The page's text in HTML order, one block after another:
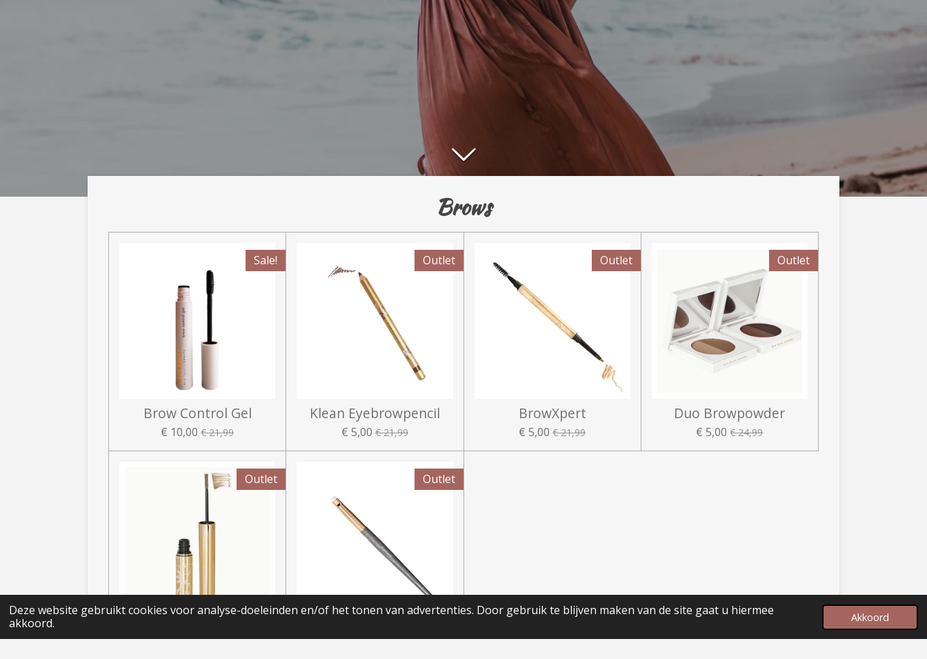
Deze website gebruikt cookies voor analyse-doeleinden en/of het tonen van advertenties. Door gebruik te blijven maken van de site gaat u hiermee
akkoord.
Akkoord
Brows
Sale!
Brow Control Gel
€ 10,00 € 21,99
Outlet
Klean Eyebrowpencil
€ 5,00 € 21,99
Outlet
BrowXpert
€ 5,00 € 21,99
Outlet
Duo Browpowder
€ 5,00 € 24,99
Outlet Outlet